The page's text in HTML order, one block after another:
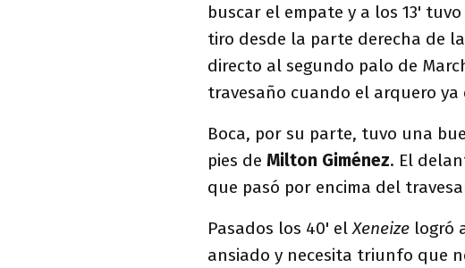
buscar el empate y a los 13'
tiro desde la parte derecha de
directo al segundo palo de
travesaño cuando el arquero ya
Boca, por su parte, tuvo una
pies de Milton Giménez. El
que pasó por encima del
Pasados los 40' elXeneize logró
ansiado y necesita triunfo que